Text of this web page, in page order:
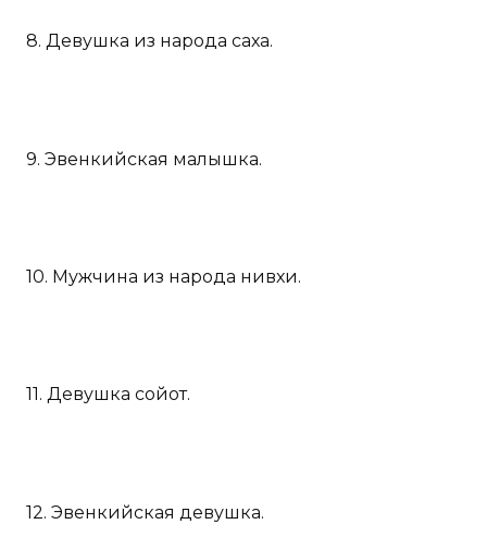
8. Девушка из народа саха.
9. Эвенкийская малышка.
10. Мужчина из народа нивхи.
11. Девушка сойот.
12. Эвенкийская девушка.